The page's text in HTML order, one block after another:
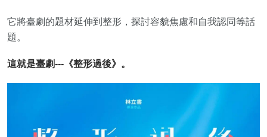
它將臺劇的題材延伸到整形，探討容貌焦慮和自我認同等話
題。
這就是臺劇---《整形過後》。